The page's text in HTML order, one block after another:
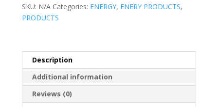
Therapie-
Armband
Arthritis
Und…
quantity
SKU: N/A Categories: ENERGY, ENERY PRODUCTS,
PRODUCTS
Description
Additional information
Reviews (0)